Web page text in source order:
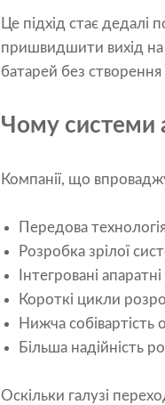
Це підхід стає дедалі
пришвидшити вихід на
батарей без
Чому системи
Компанії, що
Передова
Розробка зрілої
Інтегровані
Короткі цикли
Нижча
Більша надійність
Оскільки галузі